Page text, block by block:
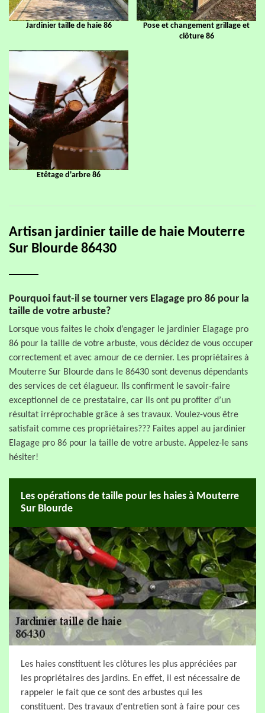
Jardinier taille de haie 86
Pose et changement grillage et
clôture 86
Etêtage d'arbre 86
Artisan jardinier taille de haie Mouterre
Sur Blourde 86430
Pourquoi faut-il se tourner vers Elagage pro 86 pour la
taille de votre arbuste?
Lorsque vous faites le choix d’engager le jardinier Elagage pro
86 pour la taille de votre arbuste, vous décidez de vous occuper
correctement et avec amour de ce dernier. Les propriétaires à
Mouterre Sur Blourde dans le 86430 sont devenus dépendants
des services de cet élagueur. Ils confirment le savoir-faire
exceptionnel de ce prestataire, car ils ont pu profiter d’un
résultat irréprochable grâce à ses travaux. Voulez-vous être
satisfait comme ces propriétaires??? Faites appel au jardinier
Elagage pro 86 pour la taille de votre arbuste. Appelez-le sans
hésiter!
Les opérations de taille pour les haies à Mouterre
Sur Blourde
Les haies constituent les clôtures les plus appréciées par
les propriétaires des jardins. En effet, il est nécessaire de
rappeler le fait que ce sont des arbustes qui les
constituent. Des travaux d'entretien sont à faire pour ces